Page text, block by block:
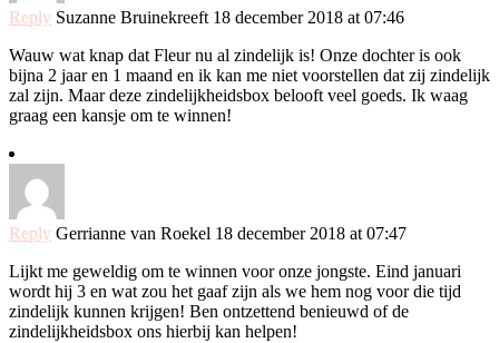
Reply Suzanne Bruinekreeft 18 december 2018 at 07:46
Wauw wat knap dat Fleur nu al zindelijk is! Onze dochter is ook
bijna 2 jaar en 1 maand en ik kan me niet voorstellen dat zij zindelijk
zal zijn. Maar deze zindelijkheidsbox belooft veel goeds. Ik waag
graag een kansje om te winnen!
Reply Gerrianne van Roekel 18 december 2018 at 07:47
Lijkt me geweldig om te winnen voor onze jongste. Eind januari
wordt hij 3 en wat zou het gaaf zijn als we hem nog voor die tijd
zindelijk kunnen krijgen! Ben ontzettend benieuwd of de
zindelijkheidsbox ons hierbij kan helpen!